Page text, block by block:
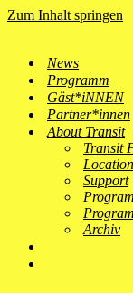
Zum Inhalt springen
News
Programm
Gäst*iNNEN
Partner*innen
About Transit
Transit
Support
Archiv